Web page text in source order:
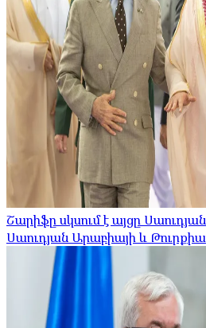
Շարիֆը սկսում է այցը
Սաուդյան Արաբիայի և